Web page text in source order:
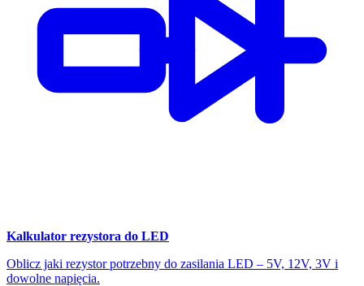
Kalkulator rezystora do LED
Oblicz jaki rezystor potrzebny do zasilania LED – 5V, 12V, 3V i
dowolne napięcia.